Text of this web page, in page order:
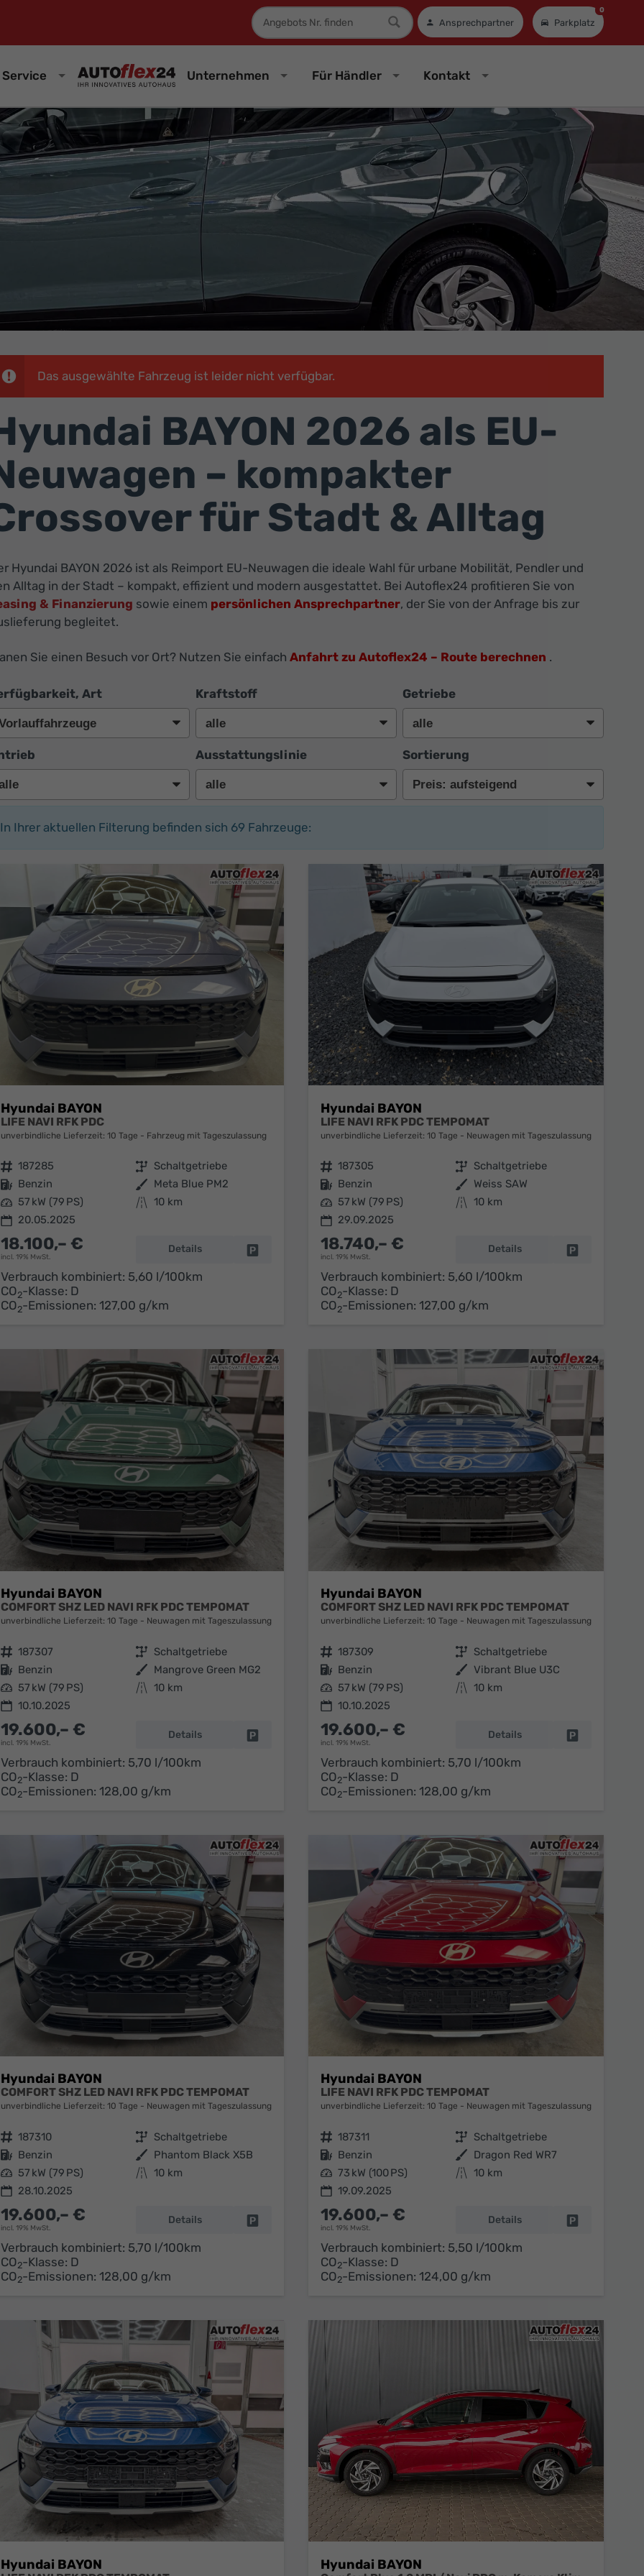
Fahrzeugnummer
Ansprechpartner Parkplatz
0
Service Unternehmen Für Händler Kontakt
Das ausgewählte Fahrzeug ist leider nicht verfügbar.
BAYON 2026 als EU-
– kompakter
für Stadt & Alltag
Hyundai BAYON 2026 ist als Reimport EU-Neuwagen die ideale Wahl für urbane Mobilität, Pendler und
Alltag in der Stadt – kompakt, effizient und modern ausgestattet. Bei Autoflex24 profitieren Sie von
& Finanzierung sowie einem persönlichen Ansprechpartner, der Sie von der Anfrage bis zur
begleitet.
Sie einen Besuch vor Ort? Nutzen Sie einfach Anfahrt zu Autoflex24 – Route berechnen .
Art Kraftstoff Getriebe
Ausstattungslinie Sortierung
In Ihrer aktuellen Filterung befinden sich 69 Fahrzeuge:
Hyundai BAYON
LIFE NAVI RFK PDC
unverbindliche Lieferzeit: 10 Tage Fahrzeug mit Tageszulassung
Fahrzeugnr. 187285 Getriebe Schaltgetriebe
Kraftstoff Benzin Außenfarbe Meta Blue PM2
Leistung 57 kW (79 PS) Kilometerstand 10 km
20.05.2025
18.100,– €
incl. 19% MwSt.
Details Fahrzeug parken
Verbrauch kombiniert: 5,60 l/100km
CO2-Klasse: D
CO2-Emissionen: 127,00 g/km
Hyundai BAYON
LIFE NAVI RFK PDC TEMPOMAT
unverbindliche Lieferzeit: 10 Tage Neuwagen mit Tageszulassung
Fahrzeugnr. 187305 Getriebe Schaltgetriebe
Kraftstoff Benzin Außenfarbe Weiss SAW
Leistung 57 kW (79 PS) Kilometerstand 10 km
29.09.2025
18.740,– €
incl. 19% MwSt.
Details
Verbrauch kombiniert: 5,60 l/100km
CO2-Klasse: D
CO2-Emissionen: 127,00 g/km
Hyundai BAYON
COMFORT SHZ LED NAVI RFK PDC TEMPOMAT
unverbindliche Lieferzeit: 10 Tage Neuwagen mit Tageszulassung
Fahrzeugnr. 187307 Getriebe Schaltgetriebe
Kraftstoff Benzin Außenfarbe Mangrove Green MG2
Leistung 57 kW (79 PS) Kilometerstand 10 km
10.10.2025
19.600,– €
incl. 19% MwSt.
Details Fahrzeug parken
Verbrauch kombiniert: 5,70 l/100km
CO2-Klasse: D
CO2-Emissionen: 128,00 g/km
Hyundai BAYON
COMFORT SHZ LED NAVI RFK PDC TEMPOMAT
unverbindliche Lieferzeit: 10 Tage Neuwagen mit Tageszulassung
Fahrzeugnr. 187309 Getriebe Schaltgetriebe
Kraftstoff Benzin Außenfarbe Vibrant Blue U3C
Leistung 57 kW (79 PS) Kilometerstand 10 km
10.10.2025
19.600,– €
incl. 19% MwSt.
Details
Verbrauch kombiniert: 5,70 l/100km
CO2-Klasse: D
CO2-Emissionen: 128,00 g/km
Hyundai BAYON
COMFORT SHZ LED NAVI RFK PDC TEMPOMAT
unverbindliche Lieferzeit: 10 Tage Neuwagen mit Tageszulassung
Fahrzeugnr. 187310 Getriebe Schaltgetriebe
Kraftstoff Benzin Außenfarbe Phantom Black X5B
Leistung 57 kW (79 PS) Kilometerstand 10 km
28.10.2025
19.600,– €
incl. 19% MwSt.
Details Fahrzeug parken
Verbrauch kombiniert: 5,70 l/100km
CO2-Klasse: D
CO2-Emissionen: 128,00 g/km
Hyundai BAYON
LIFE NAVI RFK PDC TEMPOMAT
unverbindliche Lieferzeit: 10 Tage Neuwagen mit Tageszulassung
Fahrzeugnr. 187311 Getriebe Schaltgetriebe
Kraftstoff Benzin Außenfarbe Dragon Red WR7
Leistung 73 kW (100 PS) Kilometerstand 10 km
19.09.2025
19.600,– €
incl. 19% MwSt.
Details
Verbrauch kombiniert: 5,50 l/100km
CO2-Klasse: D
CO2-Emissionen: 124,00 g/km
Hyundai BAYON Hyundai BAYON